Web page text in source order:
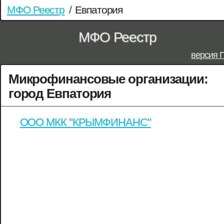
МФО Реестр / Евпатория
МФО Реестр
версия
Микрофинансовые организации:
город Евпатория
ООО МКК "КРЫМФИНАНС"